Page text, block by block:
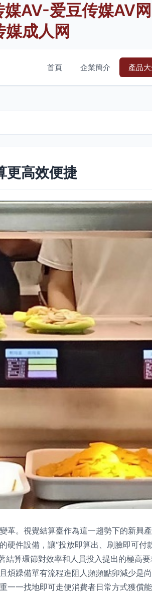
AV-爱豆传媒AV
成人网
首頁 企業簡介 產品
更高效便捷
。視覺結算臺作為這一趨勢下的新興
件設備，讓“投放即算出、刷臉即可付
算環節對效率和人員投入提出的極高
躁備單有流程進阻人頻頻點卯減少是
一一找地即可走便消費者日常方式獲償